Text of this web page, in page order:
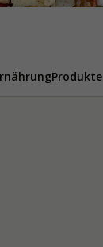
Produkte